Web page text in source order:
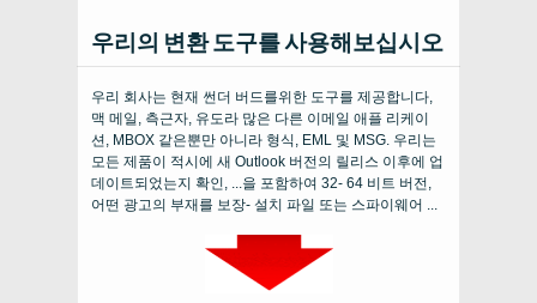
우리의 변환 도구를 사용해보십시오
우리 회사는 현재 썬더 버드를위한 도구를 제공합니다,
맥 메일, 측근자, 유도라 많은 다른 이메일 애플 리케이
션, MBOX 같은뿐만 아니라 형식, EML 및 MSG. 우리는
모든 제품이 적시에 새 Outlook 버전의 릴리스 이후에 업
데이트되었는지 확인, ...을 포함하여 32- 64 비트 버전,
어떤 광고의 부재를 보장- 설치 파일 또는 스파이웨어 ...